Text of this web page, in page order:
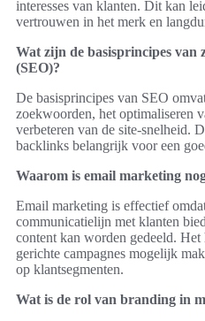
interesses van klanten. Dit kan
vertrouwen in het merk en
Wat zijn de basisprincipes van
(SEO)?
De basisprincipes van SEO
zoekwoorden, het optimaliseren
verbeteren van de site-snelheid.
backlinks belangrijk voor een
Waarom is email marketing
Email marketing is effectief
communicatielijn met klanten
content kan worden gedeeld.
gerichte campagnes mogelijk
op klantsegmenten.
Wat is de rol van branding in